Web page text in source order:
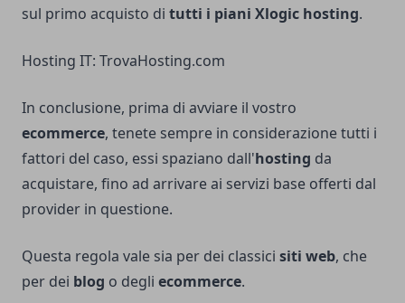
sul primo acquisto di tutti i piani Xlogic hosting.
Hosting IT: TrovaHosting.com
In conclusione, prima di avviare il vostro
ecommerce, tenete sempre in considerazione tutti i
fattori del caso, essi spaziano dall'hosting da
acquistare, fino ad arrivare ai servizi base offerti dal
provider in questione.
Questa regola vale sia per dei classici siti web, che
per dei blog o degli ecommerce.